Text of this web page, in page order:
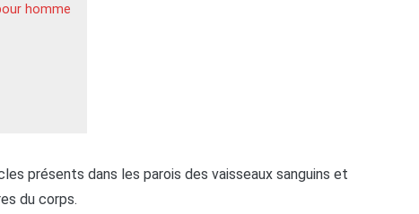
homme
présents dans les parois des vaisseaux sanguins et
du corps.